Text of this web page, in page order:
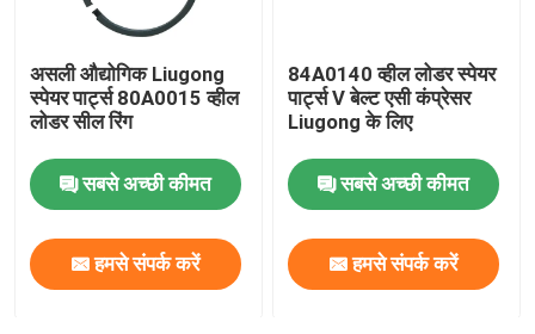
ISUZU स्पेयर पार्ट
इंगर्सॉल रैंड पार्ट्स
Deutz स्पेयर पार्ट्स
असली औद्योगिक Liugong
स्पेयर पार्ट्स 80A0015 व्हील
लोडर सील रिंग
सबसे अच्छी कीमत
हमसे संपर्क करें
84A0140 व्हील लोडर स्पेयर
पार्ट्स V बेल्ट एसी कंप्रेसर
Liugong के लिए
सबसे अच्छी कीमत
हमसे संपर्क करें